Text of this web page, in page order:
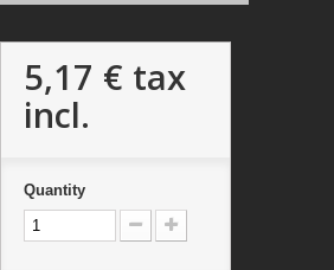
5,17 € tax
incl.
Quantity